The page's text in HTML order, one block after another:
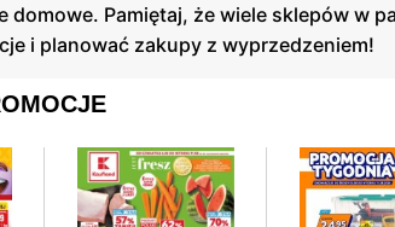
domowe. Pamiętaj, że wiele sklepów w
i planować zakupy z wyprzedzeniem!